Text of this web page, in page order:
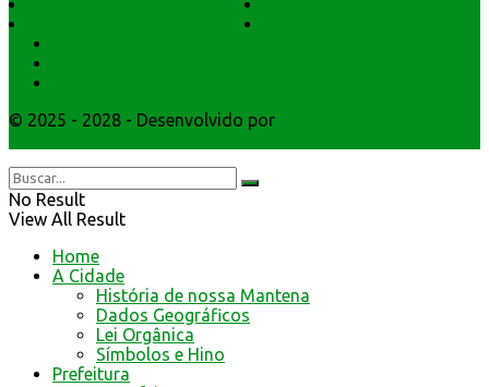
© 2025 - 2028 - Desenvolvido por
No Result
View All Result
Home
A Cidade
História de nossa Mantena
Dados Geográficos
Lei Orgânica
Símbolos e Hino
Prefeitura